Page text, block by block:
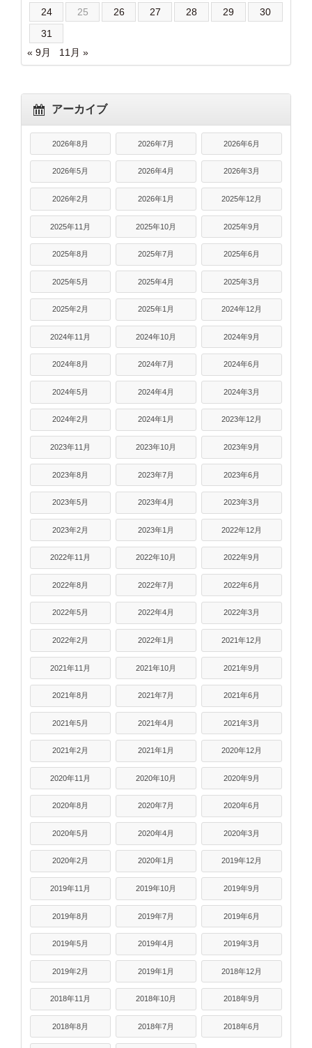
24
25 26 27 28 29
30
31
« 9月
11月 »
アーカイブ
2026年8月 2026年7月 2026年6月
2026年5月 2026年4月 2026年3月
2026年2月 2026年1月 2025年12月
2025年11月 2025年10月 2025年9月
2025年8月 2025年7月 2025年6月
2025年5月 2025年4月 2025年3月
2025年2月 2025年1月 2024年12月
2024年11月 2024年10月 2024年9月
2024年8月 2024年7月 2024年6月
2024年5月 2024年4月 2024年3月
2024年2月 2024年1月 2023年12月
2023年11月 2023年10月 2023年9月
2023年8月 2023年7月 2023年6月
2023年5月 2023年4月 2023年3月
2023年2月 2023年1月 2022年12月
2022年11月 2022年10月 2022年9月
2022年8月 2022年7月 2022年6月
2022年5月 2022年4月 2022年3月
2022年2月 2022年1月 2021年12月
2021年11月 2021年10月 2021年9月
2021年8月 2021年7月 2021年6月
2021年5月 2021年4月 2021年3月
2021年2月 2021年1月 2020年12月
2020年11月 2020年10月 2020年9月
2020年8月 2020年7月 2020年6月
2020年5月 2020年4月 2020年3月
2020年2月 2020年1月 2019年12月
2019年11月 2019年10月 2019年9月
2019年8月 2019年7月 2019年6月
2019年5月 2019年4月 2019年3月
2019年2月 2019年1月 2018年12月
2018年11月 2018年10月 2018年9月
2018年8月 2018年7月 2018年6月